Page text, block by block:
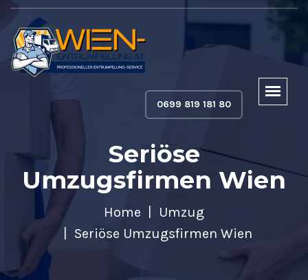
0699 819 181 80
Seriöse
Umzugsfirmen Wien
Home
Umzug
Seriöse Umzugsfirmen Wien